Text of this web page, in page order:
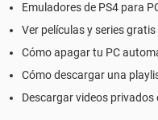
Emuladores de PS4 para
Ver películas y series
Cómo apagar tu PC
Cómo descargar una
Descargar videos privados